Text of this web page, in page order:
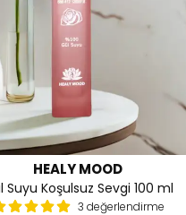
HEALY MOOD
Suyu Koşulsuz Sevgi 100 ml
3 değerlendirme